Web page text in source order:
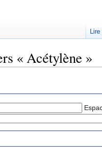
« Acétylène »
Lire